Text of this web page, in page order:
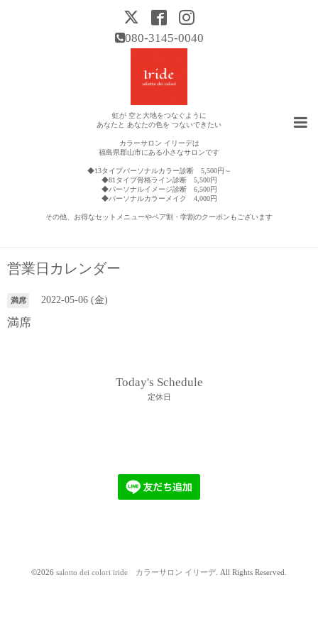
080-3145-0040
虹が 空と大地をつなぐように
あなたと あなたの色を つないできたい
カラーサロン イリーデは
福島県郡山市にある小さなサロンです
◆13タイプパーソナルカラー診断 5,500円～
◆81タイプ骨格ライン診断 5,500円
◆パーソナルイメージ診断 6,500円
◆パーソナルカラーメイク 4,000円
その他、お得なセットメニューやペア割・学割のクーポンもございます
営業日カレンダー
満席 2022-05-06 (金)
満席
Today's Schedule
定休日
©2026 salotto dei colori iride カラーサロン イリーデ. All Rights Reserved.